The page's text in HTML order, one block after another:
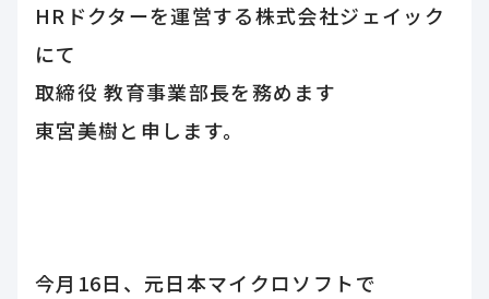
HRドクターを運営する株式会社ジェイック
にて
取締役 教育事業部長を務めます
東宮美樹と申します。
今月16日、元日本マイクロソフトで